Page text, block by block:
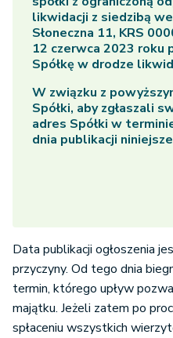
likwidacji z siedzibą
Słoneczna 11, KRS
12 czerwca 2023 roku
Spółkę w drodze
W związku z
Spółki, aby zgłaszali
adres Spółki w
dnia publikacji
Data publikacji ogłoszenia
przyczyny. Od tego dnia
termin, którego upływ
majątku. Jeżeli zatem po
spłaceniu wszystkich